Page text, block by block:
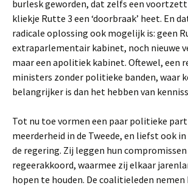
burlesk geworden, dat zelfs een
kliekje Rutte 3 een ‘doorbraak’ heet. En
radicale oplossing ook mogelijk is: geen
extraparlementair kabinet, noch nieuwe
maar een apolitiek kabinet. Oftewel, een
ministers zonder politieke banden, waar
belangrijker is dan het hebben van
Tot nu toe vormen een paar politieke
meerderheid in de Tweede, en liefst ook
de regering. Zij leggen hun
regeerakkoord, waarmee zij elkaar
hopen te houden. De coalitieleden nemen